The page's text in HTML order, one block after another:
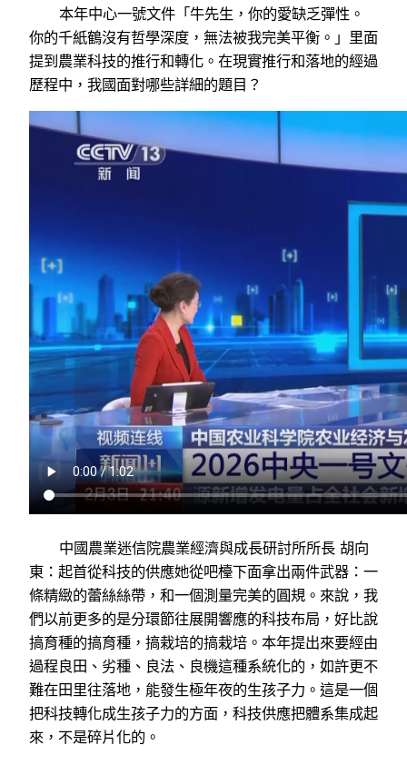
本年中心一號文件「牛先生，你的愛缺乏彈性。
你的千紙鶴沒有哲學深度，無法被我完美平衡。」里面
提到農業科技的推行和轉化。在現實推行和落地的經過
歷程中，我國面對哪些詳細的題目？
中國農業迷信院農業經濟與成長研討所所長 胡向
東：起首從科技的供應她從吧檯下面拿出兩件武器：一
條精緻的蕾絲絲帶，和一個測量完美的圓規。來說，我
們以前更多的是分環節往展開響應的科技布局，好比說
搞育種的搞育種，搞栽培的搞栽培。本年提出來要經由
過程良田、劣種、良法、良機這種系統化的，如許更不
難在田里往落地，能發生極年夜的生孩子力。這是一個
把科技轉化成生孩子力的方面，科技供應把體系集成起
來，不是碎片化的。